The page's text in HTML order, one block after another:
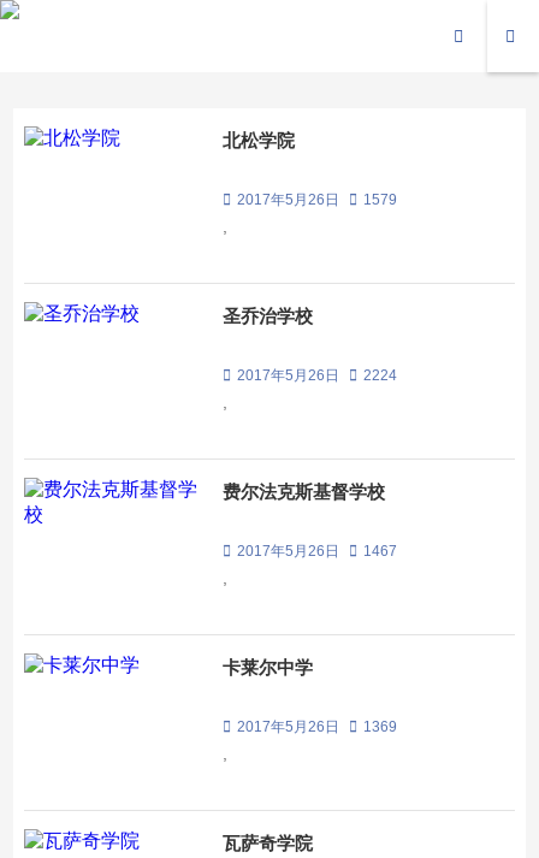
北松学院
2017年5月26日 1579
圣乔治学校
2017年5月26日 2224
费尔法克斯基督学校
2017年5月26日 1467
卡莱尔中学
2017年5月26日 1369
瓦萨奇学院